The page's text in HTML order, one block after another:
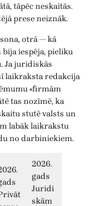
tāpēc neskaitās.
prese neiznāk.
otrā — kā
iespēja, pieliku
Ja juridiskās
laikraksta redakcija
«firmām
tas nozīmē, ka
stutē valsts un
labāk laikrakstu
no darbiniekiem.
2026.
gads
Juridi
skām